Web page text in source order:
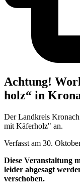
Ach­tung!
holz“ in
Der Landkreis
mit Käferholz" an.
Verfasst am 30.
Die­se Ver­an­stal­tung
lei­der abge­sagt
verschoben.